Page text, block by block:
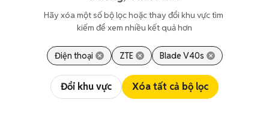
Hãy xóa một số bộ lọc hoặc thay đổi khu vực tìm
kiếm để xem nhiều kết quả hơn
Điện thoại ZTE Blade V40s
Đổi khu vực Xóa tất cả bộ lọc